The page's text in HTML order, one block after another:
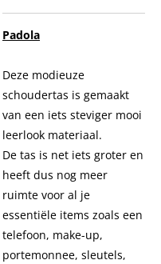
Padola
Deze modieuze
schoudertas is gemaakt
van een iets steviger mooi
leerlook materiaal.
De tas is net iets groter en
heeft dus nog meer
ruimte voor al je
essentiële items zoals een
telefoon, make-up,
portemonnee, sleutels,